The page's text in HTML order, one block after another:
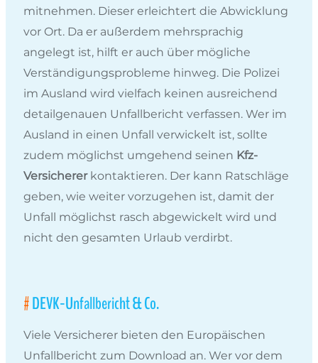
mitnehmen. Dieser erleichtert die Abwicklung
vor Ort. Da er außerdem mehrsprachig
angelegt ist, hilft er auch über mögliche
Verständigungsprobleme hinweg. Die Polizei
im Ausland wird vielfach keinen ausreichend
detailgenauen Unfallbericht verfassen. Wer im
Ausland in einen Unfall verwickelt ist, sollte
zudem möglichst umgehend seinen Kfz-
Versichererkontaktieren. Der kann Ratschläge
geben, wie weiter vorzugehen ist, damit der
Unfall möglichst rasch abgewickelt wird und
nicht den gesamten Urlaub verdirbt.
DEVK-Unfallbericht & Co.
Viele Versicherer bieten den Europäischen
Unfallbericht zum Download an. Wer vor dem